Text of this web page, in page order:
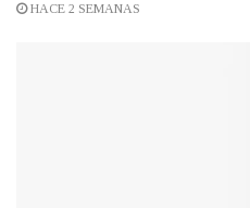
HACE 2 SEMANAS